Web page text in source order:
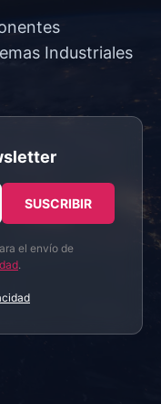
Industriales
el envío de
.